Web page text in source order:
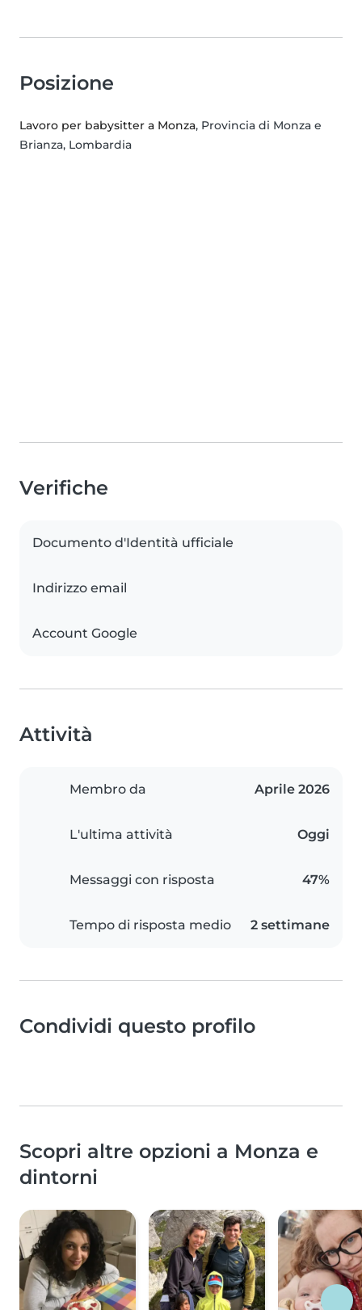
Posizione
Lavoro per babysitter a Monza, Provincia di Monza e
Brianza, Lombardia
Verifiche
Documento d'Identità ufficiale
Indirizzo email
Account Google
Attività
Membro da Aprile 2026
L'ultima attività Oggi
Messaggi con risposta 47%
Tempo di risposta medio 2 settimane
Condividi questo profilo
Scopri altre opzioni a Monza e
dintorni